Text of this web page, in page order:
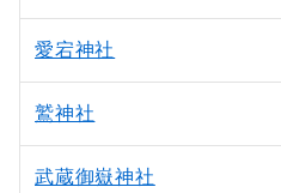
愛宕神社
鷲神社
武蔵御嶽神社